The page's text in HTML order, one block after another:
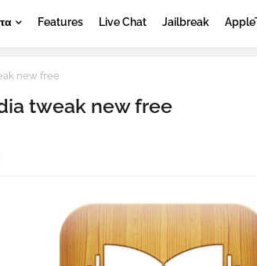
Features Live Chat Jailbreak
new free
tweak new free